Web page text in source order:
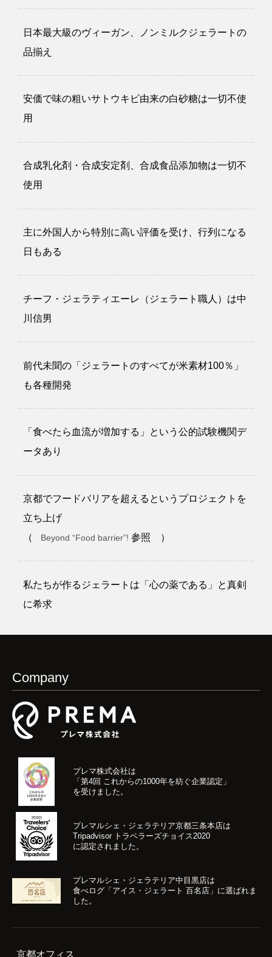
日本最大級のヴィーガン、ノンミルクジェラートの
品揃え
安価で味の粗いサトウキビ由来の白砂糖は一切不使
用
合成乳化剤・合成安定剤、合成食品添加物は一切不
使用
主に外国人から特別に高い評価を受け、行列になる
日もある
チーフ・ジェラティエーレ（ジェラート職人）は中
川信男
前代未聞の「ジェラートのすべてが米素材100％」
も各種開発
「食べたら血流が増加する」という公的試験機関デ
ータあり
京都でフードバリアを超えるというプロジェクトを
立ち上げ
（
Beyond “Food barrier”!参照 ）
私たちが作るジェラートは「心の薬である」と真剣
に希求
Company
プレマ株式会社は
「第4回 これからの1000年を紡ぐ企業認定」
を受けました。
プレマルシェ・ジェラテリア京都三条本店は
Tripadvisor トラベラーズチョイス2020
に認定されました。
プレマルシェ・ジェラテリア中目黒店は
食べログ「アイス・ジェラート 百名店」に選ばれま
した。
京都オフィス